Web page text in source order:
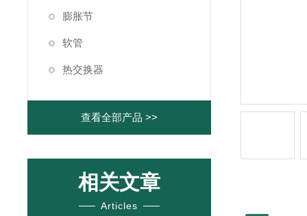
膨胀节
软管
热交换器
查看全部产品 >>
相关文章
Articles